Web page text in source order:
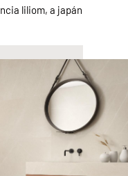
liliom, a japán